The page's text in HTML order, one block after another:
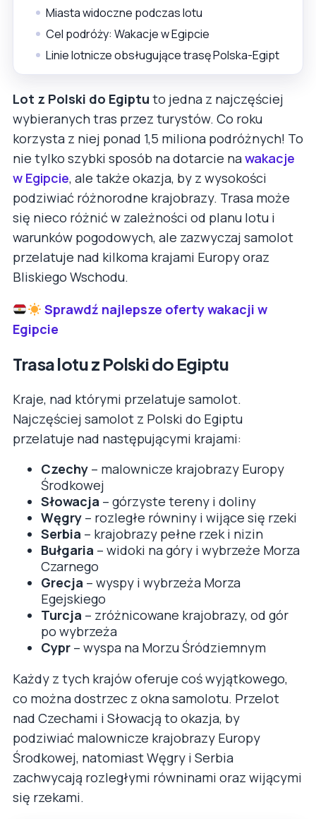
Miasta widoczne podczas lotu
Cel podróży: Wakacje w Egipcie
Linie lotnicze obsługujące trasę Polska-Egipt
Lot z Polski do Egiptu to jedna z najczęściej
wybieranych tras przez turystów. Co roku
korzysta z niej ponad 1,5 miliona podróżnych! To
nie tylko szybki sposób na dotarcie nawakacje
w Egipcie, ale także okazja, by z wysokości
podziwiać różnorodne krajobrazy. Trasa może
się nieco różnić w zależności od planu lotu i
warunków pogodowych, ale zazwyczaj samolot
przelatuje nad kilkoma krajami Europy oraz
Bliskiego Wschodu.
Sprawdź najlepsze oferty wakacji w
Egipcie
Trasa lotu z Polski do Egiptu
Kraje, nad którymi przelatuje samolot.
Najczęściej samolot z Polski do Egiptu
przelatuje nad następującymi krajami:
Czechy – malownicze krajobrazy Europy
Środkowej
Słowacja – górzyste tereny i doliny
Węgry – rozległe równiny i wijące się rzeki
Serbia – krajobrazy pełne rzek i nizin
Bułgaria – widoki na góry i wybrzeże Morza
Czarnego
Grecja – wyspy i wybrzeża Morza
Egejskiego
Turcja – zróżnicowane krajobrazy, od gór
po wybrzeża
Cypr – wyspa na Morzu Śródziemnym
Każdy z tych krajów oferuje coś wyjątkowego,
co można dostrzec z okna samolotu. Przelot
nad Czechami i Słowacją to okazja, by
podziwiać malownicze krajobrazy Europy
Środkowej, natomiast Węgry i Serbia
zachwycają rozległymi równinami oraz wijącymi
się rzekami.